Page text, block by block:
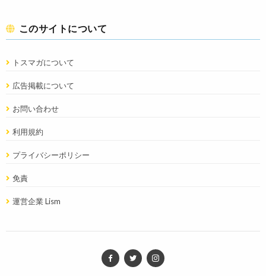
このサイトについて
トスマガについて
広告掲載について
お問い合わせ
利用規約
プライバシーポリシー
免責
運営企業 Lism